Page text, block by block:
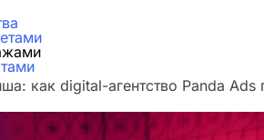
как digital-агентство Panda Ads